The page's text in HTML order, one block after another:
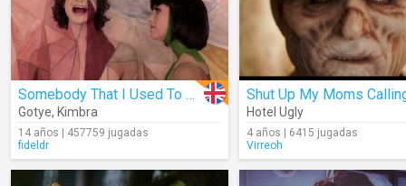
Somebody That I Used To Know
Gotye, Kimbra
14 años | 457759 jugadas
fideldr
Shut Up My Moms
Hotel Ugly
4 años | 6415 jugadas
Virreoh